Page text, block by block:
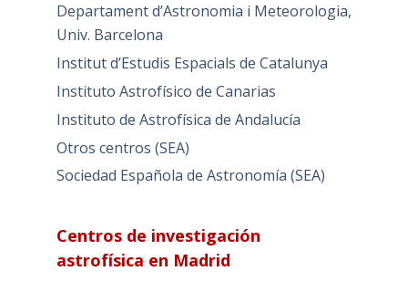
Departament d’Astronomia i Meteorologia,
Univ. Barcelona
Institut d’Estudis Espacials de Catalunya
Instituto Astrofísico de Canarias
Instituto de Astrofísica de Andalucía
Otros centros (SEA)
Sociedad Española de Astronomía (SEA)
Centros de investigación
astrofísica en Madrid